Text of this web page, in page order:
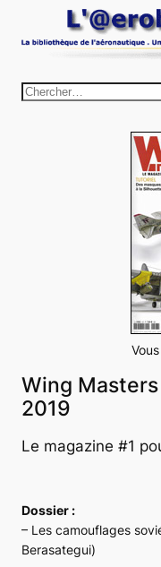
au
Wing Masters
2019
Le magazine #1
Dossier :
– Les camouflages
Berasategui)